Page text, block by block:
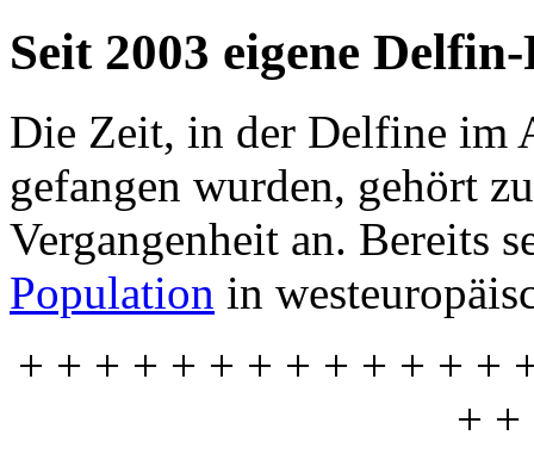
Seit 2003 eigene
Die Zeit, in der Delfine im
gefangen wurden, gehört
Vergangenheit an. Bereits
Population in
+ + + + + + + + + + + + +
+ +